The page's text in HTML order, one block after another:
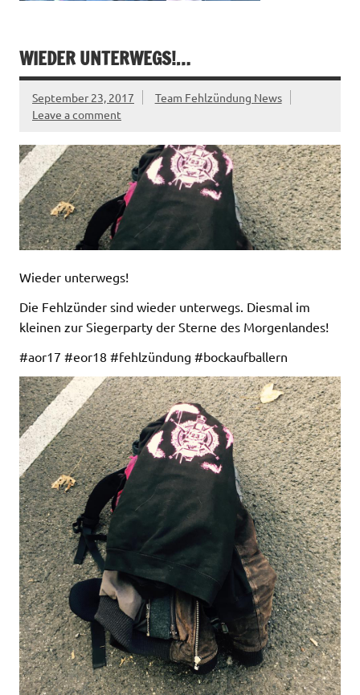
WIEDER UNTERWEGS!…
September 23, 2017
Team Fehlzündung News
Leave a comment
Wieder unterwegs!
Die Fehlzünder sind wieder unterwegs. Diesmal im
kleinen zur Siegerparty der Sterne des Morgenlandes!
#aor17 #eor18 #fehlzündung #bockaufballern